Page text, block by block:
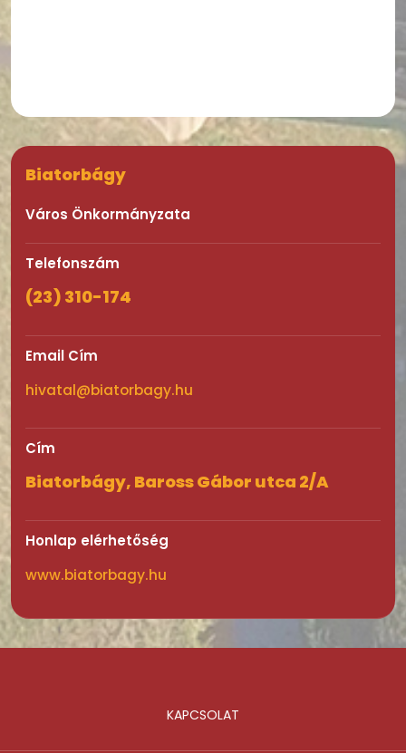
Biatorbágy
Város Önkormányzata
Telefonszám
(23) 310-174
Email Cím
hivatal@biatorbagy.hu
Cím
Biatorbágy, Baross Gábor utca 2/A
Honlap elérhetőség
www.biatorbagy.hu
KAPCSOLAT